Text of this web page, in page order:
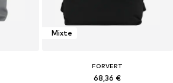
Mixte
FORVERT
68,36 €